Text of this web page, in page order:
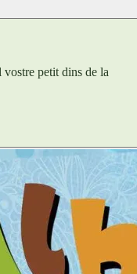
vostre petit dins de la